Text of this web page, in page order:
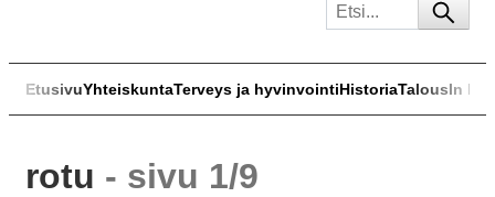
EtusivuYhteiskuntaTerveys ja hyvinvointiHistoriaTalousIn
rotu - sivu 1/9